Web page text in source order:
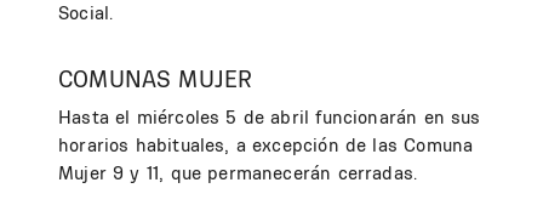
Social.
COMUNAS MUJER
Hasta el miércoles 5 de abril funcionarán en sus
horarios habituales, a excepción de las Comuna
Mujer 9 y 11, que permanecerán cerradas.